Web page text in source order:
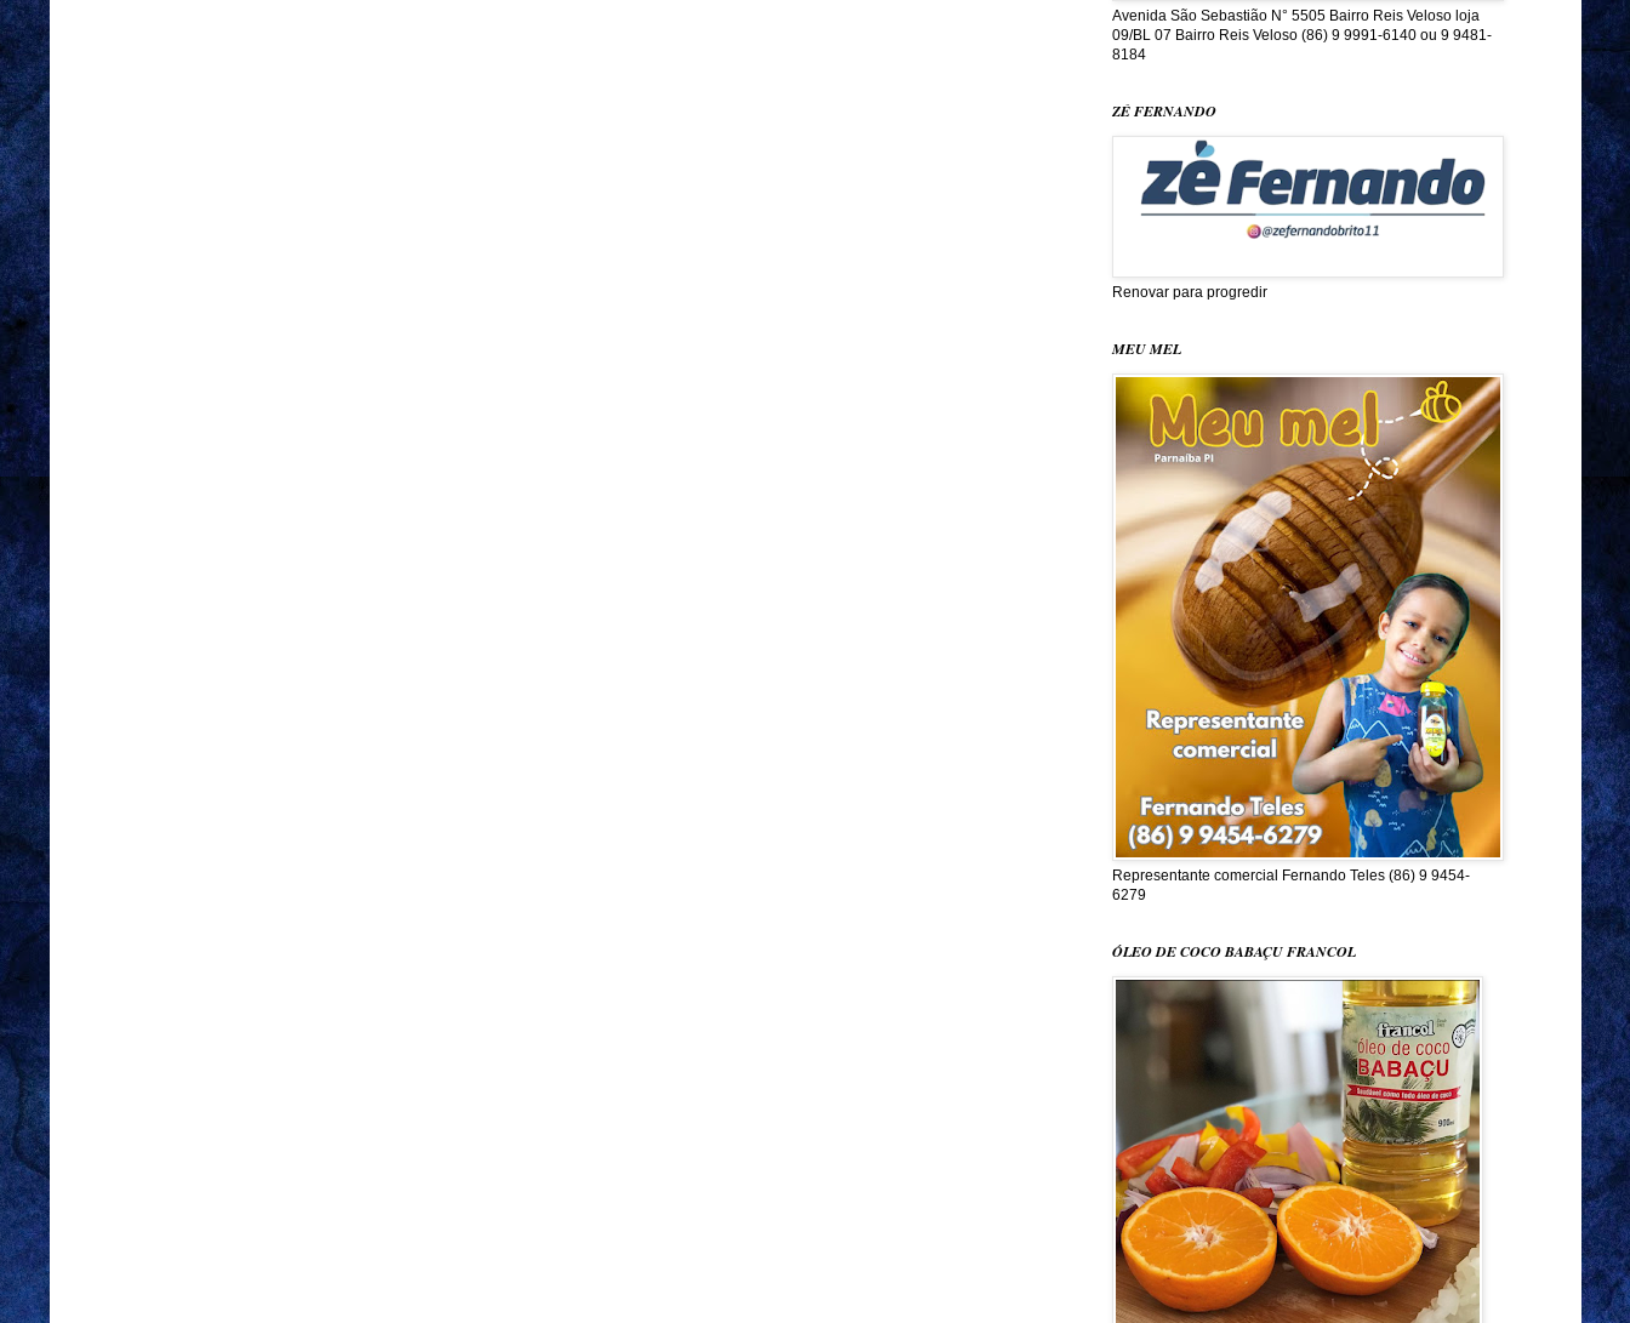
Avenida São Sebastião N° 5505 Bairro Reis Veloso loja
09/BL 07 Bairro Reis Veloso (86) 9 9991-6140 ou 9 9481-
8184
ZÉ FERNANDO
Renovar para progredir
MEU MEL
Representante comercial Fernando Teles (86) 9 9454-
6279
ÓLEO DE COCO BABAÇU FRANCOL